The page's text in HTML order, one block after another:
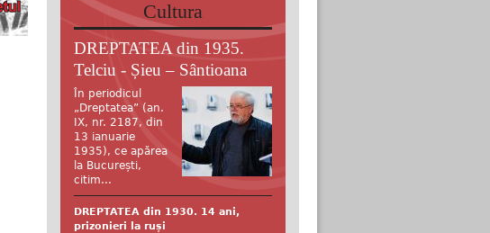
Cultura
DREPTATEA din 1935.
Telciu - Șieu – Sântioana
În periodicul
„Dreptatea” (an.
IX, nr. 2187, din
13 ianuarie
1935), ce apărea
la București,
citim...
DREPTATEA din 1930. 14 ani,
prizonieri la ruși